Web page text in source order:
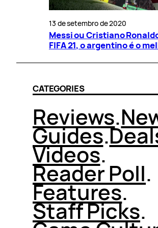
13 de setembro de 2020
Messi ou Cristiano
FIFA 21, o argentino é o
CATEGORIES
Reviews.
Guides.
Videos.
Reader Poll.
Features.
Staff Picks.